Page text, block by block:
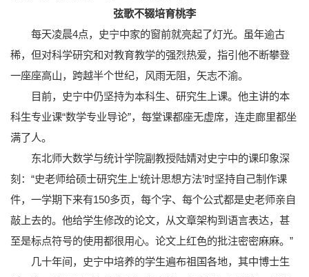
弦歌不辍培育桃李
每天凌晨4点，史宁中家的窗前就亮起了灯光。虽年逾古
稀，但对科学研究和对教育教学的强烈热爱，指引他不断攀登
一座座高山，跨越半个世纪，风雨无阻，矢志不渝。
目前，史宁中仍坚持为本科生、研究生上课。他主讲的本
科生专业课“数学专业导论”，每堂课都座无虚席，连走廊里都坐
满了人。
东北师大数学与统计学院副教授陆婧对史宁中的课印象深
刻：“史老师给硕士研究生上‘统计思想方法’时坚持自己制作课
件，一学期下来有150多页，每个字、每个公式都是史老师亲自
敲上去的。他给学生修改的论文，从文章架构到语言表达，甚
至是标点符号的使用都很用心。论文上红色的批注密密麻麻。”
几十年间，史宁中培养的学生遍布祖国各地，其中博士生